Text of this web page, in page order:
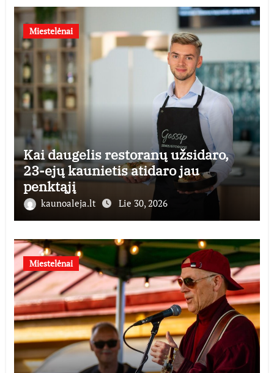
Miestelėnai
Kai daugelis restoranų užsidaro,
23-ejų kaunietis atidaro jau
penktąjį
kaunoaleja.lt Lie 30, 2026
Miestelėnai